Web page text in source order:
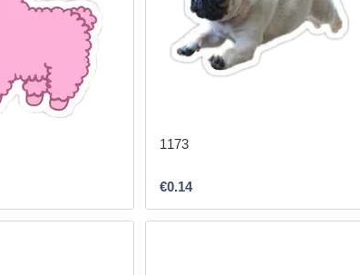
1173
€0.14